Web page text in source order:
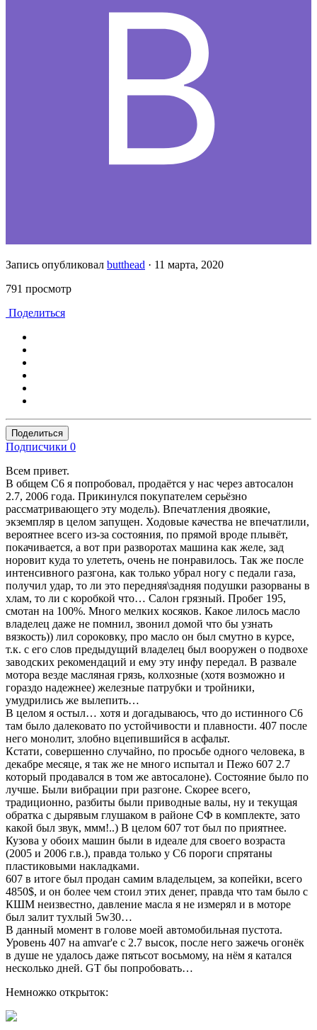
Запись опубликовал butthead · 11 марта, 2020
791 просмотр
Поделиться
Поделиться
Подписчики 0
Всем привет.
В общем С6 я попробовал, продаётся у нас через автосалон
2.7, 2006 года. Прикинулся покупателем серьёзно
рассматривающего эту модель). Впечатления двоякие,
экземпляр в целом запущен. Ходовые качества не впечатлили,
вероятнее всего из-за состояния, по прямой вроде плывёт,
покачивается, а вот при разворотах машина как желе, зад
норовит куда то улететь, очень не понравилось. Так же после
интенсивного разгона, как только убрал ногу с педали газа,
получил удар, то ли это передняя\задняя подушки разорваны в
хлам, то ли с коробкой что… Салон грязный. Пробег 195,
смотан на 100%. Много мелких косяков. Какое лилось масло
владелец даже не помнил, звонил домой что бы узнать
вязкость)) лил сороковку, про масло он был смутно в курсе,
т.к. с его слов предыдущий владелец был вооружен о подвохе
заводских рекомендаций и ему эту инфу передал. В развале
мотора везде масляная грязь, колхозные (хотя возможно и
гораздо надежнее) железные патрубки и тройники,
умудрились же вылепить…
В целом я остыл… хотя и догадываюсь, что до истинного С6
там было далековато по устойчивости и плавности. 407 после
него монолит, злобно вцепившийся в асфальт.
Кстати, совершенно случайно, по просьбе одного человека, в
декабре месяце, я так же не много испытал и Пежо 607 2.7
который продавался в том же автосалоне). Состояние было по
лучше. Были вибрации при разгоне. Скорее всего,
традиционно, разбиты были приводные валы, ну и текущая
обратка с дырявым глушаком в районе СФ в комплекте, зато
какой был звук, ммм!..) В целом 607 тот был по приятнее.
Кузова у обоих машин были в идеале для своего возраста
(2005 и 2006 г.в.), правда только у С6 пороги спрятаны
пластиковыми накладками.
607 в итоге был продан самим владельцем, за копейки, всего
4850$, и он более чем стоил этих денег, правда что там было с
КШМ неизвестно, давление масла я не измерял и в моторе
был залит тухлый 5w30…
В данный момент в голове моей автомобильная пустота.
Уровень 407 на amvar'е с 2.7 высок, после него зажечь огонёк
в душе не удалось даже пятьсот восьмому, на нём я катался
несколько дней. GT бы попробовать…
Немножко открыток: